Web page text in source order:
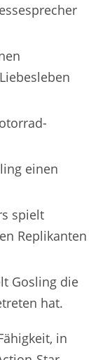
einen
spielt
Replikanten
Gosling die
hat.
in